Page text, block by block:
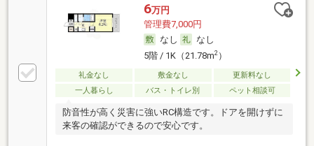
6万円
管理費7,000円
なし
なし
5階 / 1K（21.78m2）
礼金なし 敷金なし
更新料なし
一人暮らし
バス・トイレ別 ペット相談可
防音性が高く災害に強いRC構造です。ドアを開けずに
来客の確認ができるので安心です。